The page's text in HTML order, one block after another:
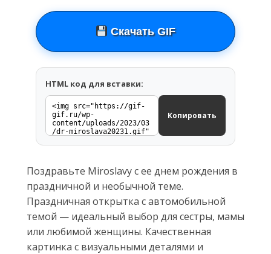
Скачать GIF
HTML код для вставки:
Копировать
Поздравьте Miroslavу с ее днем рождения в
праздничной и необычной теме.
Праздничная открытка с автомобильной
темой — идеальный выбор для сестры, мамы
или любимой женщины. Качественная
картинка с визуальными деталями и